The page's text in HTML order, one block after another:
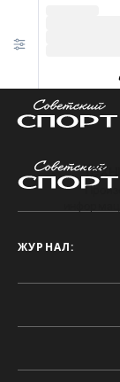
ЖУРНАЛ: